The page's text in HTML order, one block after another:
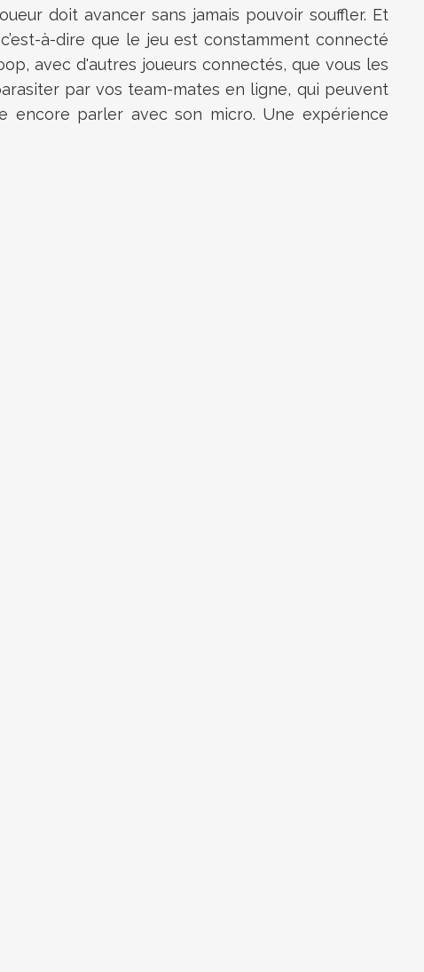
doit avancer sans jamais pouvoir souffler. Et
à-dire que le jeu est constamment connecté
avec d'autres joueurs connectés, que vous les
par vos team-mates en ligne, qui peuvent
encore parler avec son micro. Une expérience